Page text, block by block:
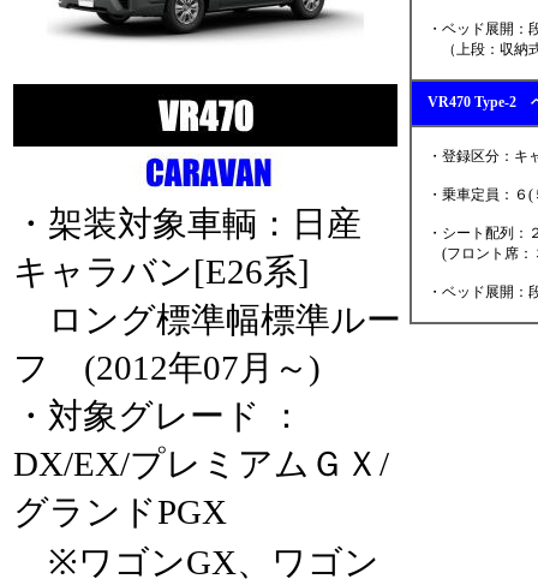
・架装対象車輌：日産
キャラバン[E26系]
ロング標準幅標準ルー
フ (2012年07月～)
・対象グレード ：
DX/EX/プレミアムＧＸ/
グランドPGX
※ワゴンGX、ワゴン
・ベッド展開：
（上段：収納式
VR470 Type-2
・登録区分：キ
・乗車定員：６(
・シート配列：
(フロント席：
・ベッド展開：